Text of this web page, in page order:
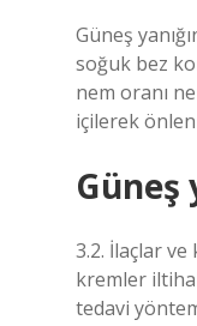
Güneş
soğuk bez
nem oranı
içilerek
Güneş
3.2. İlaçlar
kremler
tedavi